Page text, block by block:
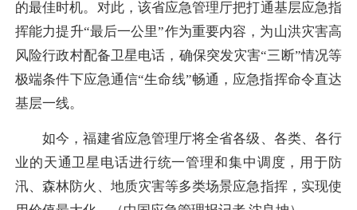
的最佳时机。对此，该省应急管理厅把打通基层应急指
挥能力提升“最后一公里”作为重要内容，为山洪灾害高
风险行政村配备卫星电话，确保突发灾害“三断”情况等
极端条件下应急通信“生命线”畅通，应急指挥命令直达
基层一线。
如今，福建省应急管理厅将全省各级、各类、各行
业的天通卫星电话进行统一管理和集中调度，用于防
汛、森林防火、地质灾害等多类场景应急指挥，实现使